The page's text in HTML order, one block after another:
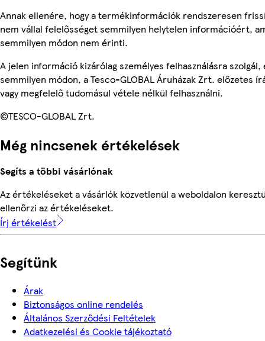
Annak ellenére, hogy a termékinformációk rendszeresen
nem vállal felelősséget semmilyen helytelen információért,
semmilyen módon nem érinti.
A jelen információ kizárólag személyes felhasználásra
semmilyen módon, a Tesco-GLOBAL Áruházak Zrt. előzetes
vagy megfelelő tudomásul vétele nélkül felhasználni.
©TESCO-GLOBAL Zrt.
Még nincsenek értékelések
Segíts a többi vásárlónak
Az értékeléseket a vásárlók közvetlenül a weboldalon
ellenőrzi az értékeléseket.
Írj értékelést
Segítünk
Árak
Biztonságos online rendelés
Általános Szerződési Feltételek
Adatkezelési és Cookie tájékoztató